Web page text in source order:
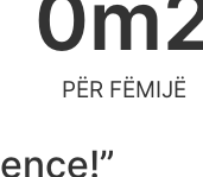
PËR FËMIJË
0